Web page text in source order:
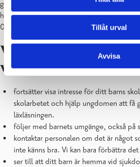
Tillåt urval
Avvisa
gäller skol- och taxiskjutsar. Information och
hittar du påbildningskansliets sida.
019-2892143.
Vi förväntar oss att du
vårdnadshavare …
fortsätter visa intresse för ditt barns
skolarbetet och hjälp ungdomen att få
läxläsningen.
följer med barnets umgänge, också på
kontaktar personalen om det är något
inte känns bra. Vi kan bara förbättra
ser till att ditt barn är hemma vid